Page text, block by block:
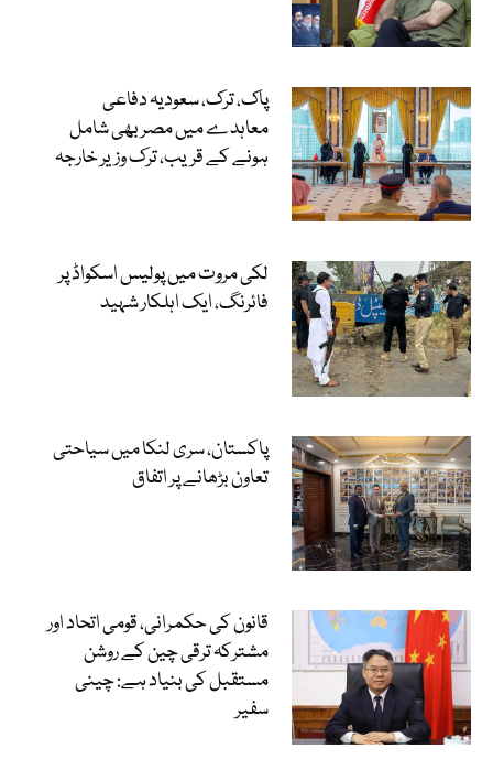
پاک، ترک، سعودیہ دفاعی
معاہدے میں مصر بھی شامل
ہونے کے قریب، ترک وزیر خارجہ
لکی مروت میں پولیس اسکواڈ پر
فائرنگ، ایک اہلکار شہید
پاکستان، سری لنکا میں سیاحتی
تعاون بڑھانے پر اتفاق
قانون کی حکمرانی، قومی اتحاد اور
مشترکہ ترقی چین کے روشن
مستقبل کی بنیاد ہے: چینی
سفیر